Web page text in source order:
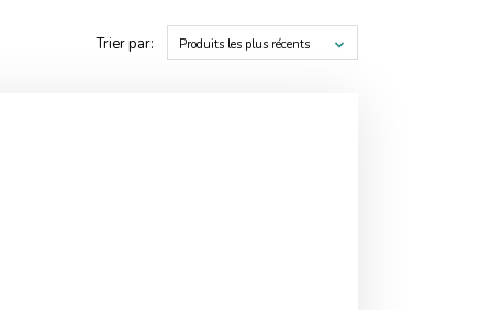
Trier par: Produits les plus récents